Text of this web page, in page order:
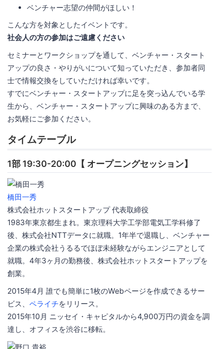
ベンチャー志望の仲間がほしい！
こんな⽅を対象としたイベントです。
社会人の方の参加はご遠慮ください
セミナーとワークショップを通して、ベンチャー・スタート
アップの良さ・やりがいについて知っていただき、参加者同
⼠で情報交換をしていただければ幸いです。
すでにベンチャー・スタートアップに⾜を突っ込んでいる学
⽣から、ベンチャー・スタートアップに興味のある⽅まで、
お気軽にご参加ください。
タイムテーブル
1部 19:30-20:00【 オープニングセッション】
橋田一秀
株式会社ホットスタートアップ 代表取締役
1983年東京都生まれ。東京理科大学工学部電気工学科修了
後、株式会社NTTデータに就職。1年半で退職し、ベンチャー
企業の株式会社うるるでほぼ未経験ながらエンジニアとして
就職。4年3ヶ月の勤務後、株式会社ホットスタートアップを
創業。
2015年4月 誰でも簡単に1枚のWebページを作成できるサー
ビス、 ペライチをリリース。
2015年10月 ニッセイ・キャピタルから4,900万円の資金を調
達し、オフィスを渋谷に移転。